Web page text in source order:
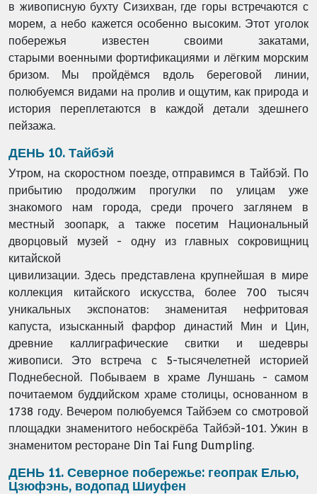
в живописную бухту Сизихван, где горы встречаются с
морем, а небо кажется особенно высоким. Этот уголок
побережья известен своими закатами,
старыми военными фортификациями и лёгким морским
бризом. Мы пройдёмся вдоль береговой линии,
полюбуемся видами на пролив и ощутим, как природа и
история переплетаются в каждой детали здешнего
пейзажа.
ДЕНЬ 10. Тайбэй
Утром, на скоростном поезде, отправимся в Тайбэй. По
прибытию продолжим прогулки по улицам уже
знакомого нам города, среди прочего заглянем в
местный зоопарк, а также посетим Национальный
дворцовый музей - одну из главных сокровищниц
китайской
цивилизации. Здесь представлена крупнейшая в мире
коллекция китайского искусства, более 700 тысяч
уникальных экспонатов: знаменитая нефритовая
капуста, изысканный фарфор династий Мин и Цин,
древние каллиграфические свитки и шедевры
живописи. Это встреча с 5-тысячелетней историей
Поднебесной. Побываем в храме Луншань - самом
почитаемом буддийском храме столицы, основанном в
1738 году. Вечером полюбуемся Тайбэем со смотровой
площадки знаменитого небоскрёба Тайбэй-101. Ужин в
знаменитом ресторане Din Tai Fung Dumpling.
ДЕНЬ 11. Северное побережье: геопрак Елью,
Цзюфэнь, водопад Шиуфен